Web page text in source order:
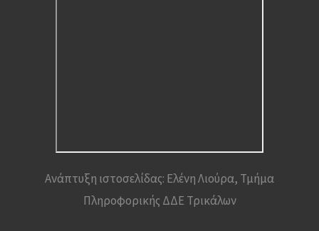
Ανάπτυξη ιστοσελίδας: Ελένη Λιούρα, Τμήμα
Πληροφορικής ΔΔΕ Τρικάλων